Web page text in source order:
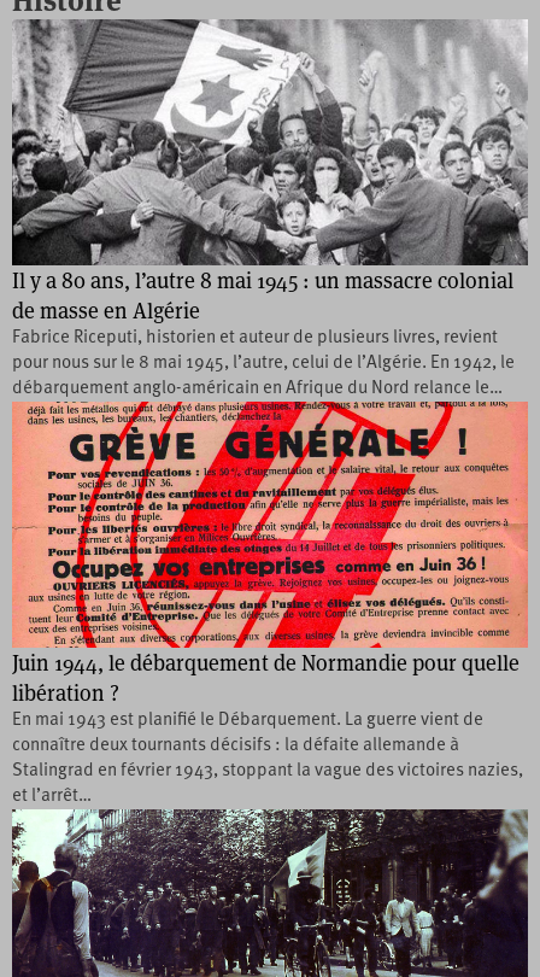
Il y a 80 ans, l’autre 8 mai 1945 : un massacre colonial
de masse en Algérie
Fabrice Riceputi, historien et auteur de plusieurs livres, revient
pour nous sur le 8 mai 1945, l’autre, celui de l’Algérie. En 1942, le
débarquement anglo-américain en Afrique du Nord relance le…
Juin 1944, le débarquement de Normandie pour quelle
libération ?
En mai 1943 est planifié le Débarquement. La guerre vient de
connaître deux tournants décisifs : la défaite allemande à
Stalingrad en février 1943, stoppant la vague des victoires nazies,
et l’arrêt…